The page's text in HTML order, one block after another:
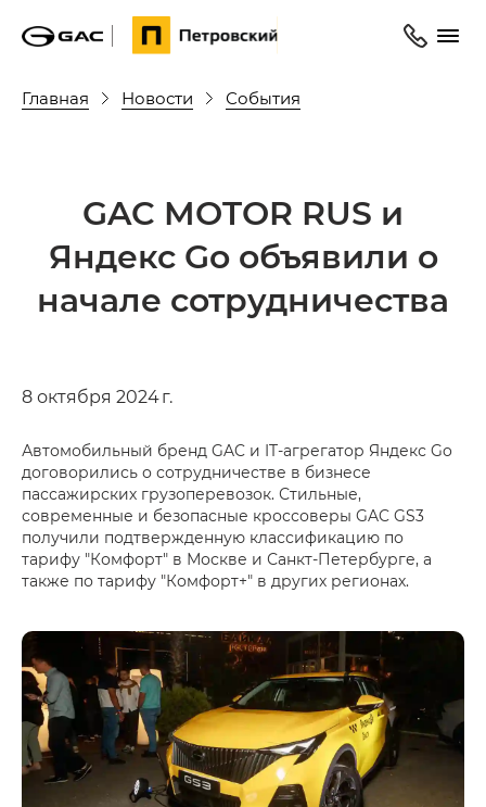
Главная Новости События
GAC MOTOR RUS и
Яндекс Go объявили о
начале сотрудничества
8 октября 2024 г.
Автомобильный бренд GAC и IT-агрегатор Яндекс Go
договорились о сотрудничестве в бизнесе
пассажирских грузоперевозок. Стильные,
современные и безопасные кроссоверы GAC GS3
получили подтвержденную классификацию по
тарифу "Комфорт" в Москве и Санкт-Петербурге, а
также по тарифу "Комфорт+" в других регионах.